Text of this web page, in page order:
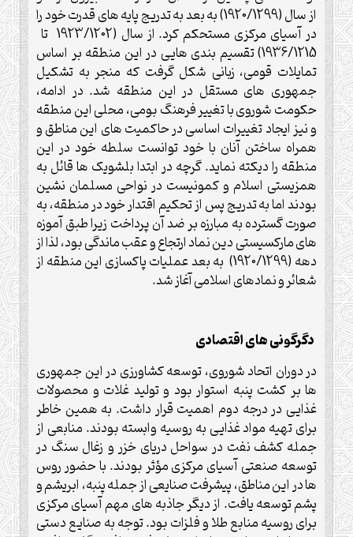
از سال (1920/1299) به بعد به تدریج پایه های قدرت خود را
در آسیای مرکزی مستحکم کرد. از سال (1923/1202 تا
1936/1215) تقسیم بندی هایی در این منطقه بر اساس
تمایلات قومی، زبانی شکل گرفت که منجر به تشکیل
جمهوری های مستقل در این منطقه شد. در ادامه،
حکومت شوروی با تغییر فرهنگ بومی، محلی این منطقه
و نیز ایجاد تغییرات اساسی در حاکمیت های این مناطق و
همراه ساختن آنان با خود توانست سلطه خود در این
منطقه را دیکته نماید. گرچه در ابتدا بلشویک ها قائل به
همزیستی اسلام و کمونیست در نواحی مسلمان نشین
بودند اما به تدریج پس از تحکیم اقتدار خود در منطقه، به
صورت گسترده به مبارزه بر ضد آن پرداخت زیرا طبق آموزه
های مارکسیستی دین نماد ارتجاع و عقب ماندگی بود، لذا از
دهه (1920/1299) به بعد عملیات پاکسازی این منطقه از
شعائر و نمادهای اسلامی آغاز شد.
دگرگونی های اقتصادی
در دوران اتحاد شوروی، توسعه کشاورزی در این جمهوری
ها بر کشت پنبه استوار بود و تولید غلات و محصولات
غذایی در درجه دوم اهمیت قرار داشت. به همین خاطر
برای تهیه مواد غذایی به روسیه وابسته بودند. منابعی از
جمله کشف نفت در سواحل دریای خزر و زغال سنگ در
توسعه صنعتی آسیای مرکزی مؤثر بودند. با حضور روس
ها در این مناطق، پیشرفت صنایعی از جمله پنبه، ابریشم و
پشم توسعه یافت. از دیگر جاذبه های مهم آسیای مرکزی
برای روسیه منابع طلا و فلزات بود. توجه به صنایع دستی